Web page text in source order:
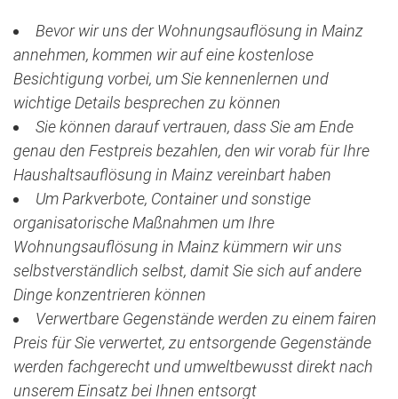
Bevor wir uns der Wohnungsauflösung in Mainz
annehmen, kommen wir auf eine kostenlose
Besichtigung vorbei, um Sie kennenlernen und
wichtige Details besprechen zu können
Sie können darauf vertrauen, dass Sie am Ende
genau den Festpreis bezahlen, den wir vorab für Ihre
Haushaltsauflösung in Mainz vereinbart haben
Um Parkverbote, Container und sonstige
organisatorische Maßnahmen um Ihre
Wohnungsauflösung in Mainz kümmern wir uns
selbstverständlich selbst, damit Sie sich auf andere
Dinge konzentrieren können
Verwertbare Gegenstände werden zu einem fairen
Preis für Sie verwertet, zu entsorgende Gegenstände
werden fachgerecht und umweltbewusst direkt nach
unserem Einsatz bei Ihnen entsorgt